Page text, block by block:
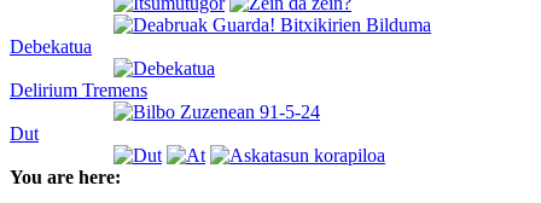
Debekatua
Delirium Tremens
Dut
You are here: